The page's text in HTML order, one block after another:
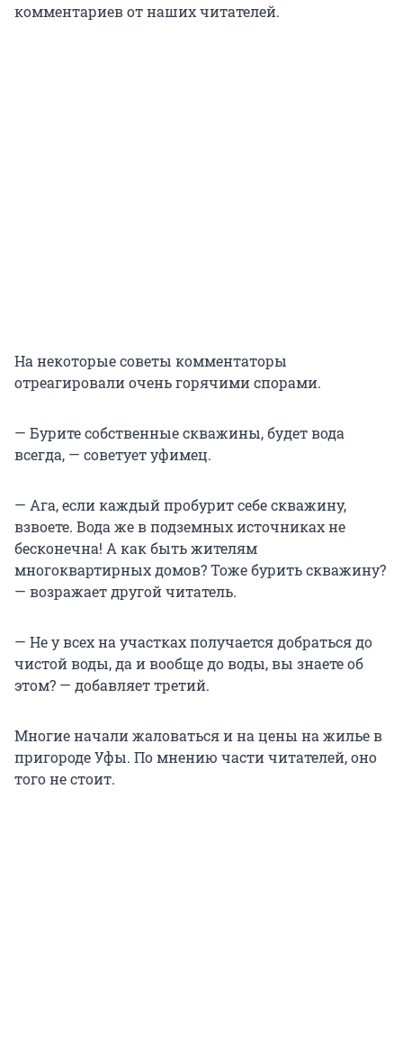
комментариев от наших читателей.
На некоторые советы комментаторы
отреагировали очень горячими спорами.
— Бурите собственные скважины, будет вода
всегда, — советует уфимец.
— Ага, если каждый пробурит себе скважину,
взвоете. Вода же в подземных источниках не
бесконечна! А как быть жителям
многоквартирных домов? Тоже бурить скважину?
— возражает другой читатель.
— Не у всех на участках получается добраться до
чистой воды, да и вообще до воды, вы знаете об
этом? — добавляет третий.
Многие начали жаловаться и на цены на жилье в
пригороде Уфы. По мнению части читателей, оно
того не стоит.